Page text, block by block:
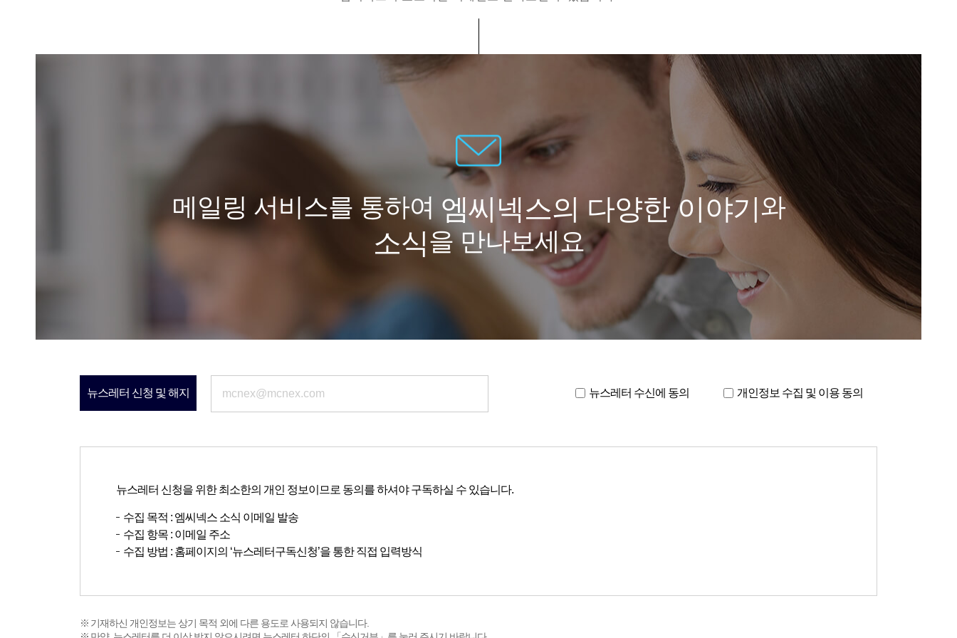
메일링 서비스를 통하여 엠씨넥스의 다양한 이야기와
소식을 만나보세요
뉴스레터 신청 및 해지 뉴스레터 수신에 동의 개인정보 수집 및 이용 동의
뉴스레터 신청을 위한 최소한의 개인 정보이므로 동의를 하셔야 구독하실 수 있습니다.
수집 목적 : 엠씨넥스 소식 이메일 발송
수집 항목 : 이메일 주소
수집 방법 : 홈페이지의 ‘뉴스레터구독신청’을 통한 직접 입력방식
기재하신 개인정보는 상기 목적 외에 다른 용도로 사용되지 않습니다.